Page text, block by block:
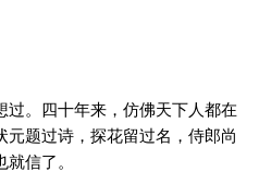
过。四十年来，仿佛天下人都在
题过诗，探花留过名，侍郎尚
信了。